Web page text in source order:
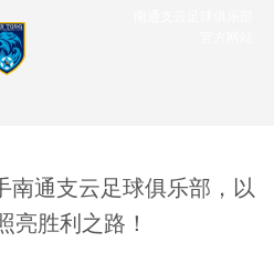
南通支云足球俱乐部，以
亮胜利之路！